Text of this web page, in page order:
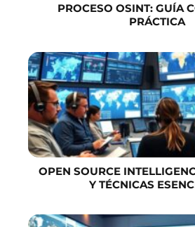
PROCESO OSINT: GUÍA
PRÁCTICA
OPEN SOURCE
Y TÉCNICAS